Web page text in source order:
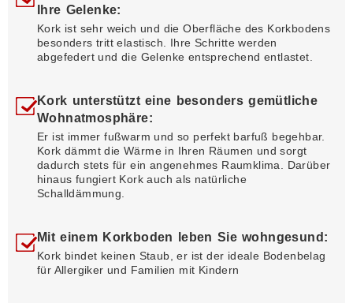
Ihre Gelenke:
Kork ist sehr weich und die Oberfläche des Korkbodens
besonders tritt elastisch. Ihre Schritte werden
abgefedert und die Gelenke entsprechend entlastet.
Kork unterstützt eine besonders gemütliche
Wohnatmosphäre:
Er ist immer fußwarm und so perfekt barfuß begehbar.
Kork dämmt die Wärme in Ihren Räumen und sorgt
dadurch stets für ein angenehmes Raumklima. Darüber
hinaus fungiert Kork auch als natürliche
Schalldämmung.
Mit einem Korkboden leben Sie wohngesund:
Kork bindet keinen Staub, er ist der ideale Bodenbelag
für Allergiker und Familien mit Kindern